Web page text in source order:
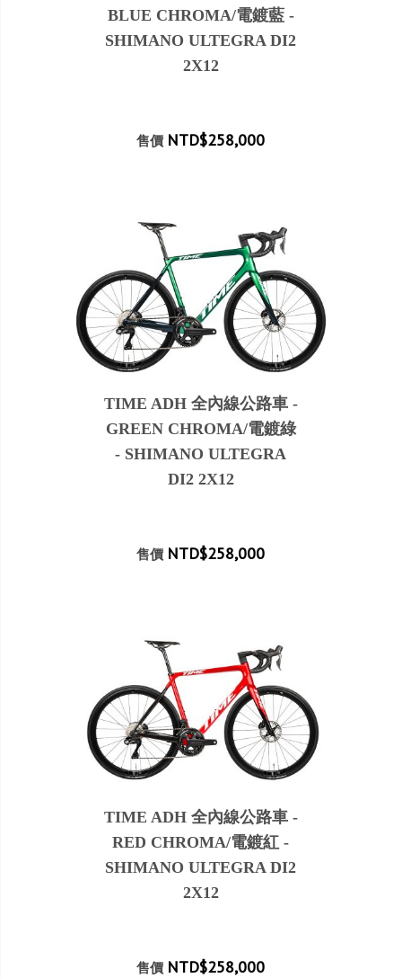
BLUE CHROMA/電鍍藍 -
SHIMANO ULTEGRA DI2
2X12
售價 NTD$258,000
TIME ADH 全內線公路車 -
GREEN CHROMA/電鍍綠
- SHIMANO ULTEGRA
DI2 2X12
售價 NTD$258,000
TIME ADH 全內線公路車 -
RED CHROMA/電鍍紅 -
SHIMANO ULTEGRA DI2
2X12
售價 NTD$258,000